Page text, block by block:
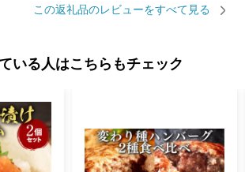
この返礼品のレビューをすべて見る
いる人はこちらもチェック